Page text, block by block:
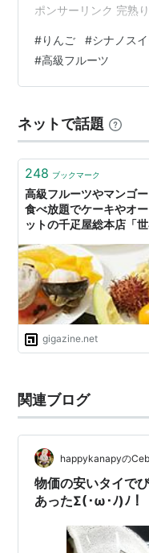
ポンサーリンク 完熟
づいたシナノスイー
「ふじ」を掛け合わ
と丸かじりしたい🍎
んごは食物繊維のペ
べると腸活になりま
#りんご #シナノス
#高級フルーツ
ネットで話題
248 ブックマーク
高級フルーツやマンゴ
食べ放題でケーキやオ
ットの千疋屋総本店「
てきました
gigazine.net
関連ブログ
happykanapyの
物価の安いタイで
あったΣ(･ω･ﾉ)ﾉ！